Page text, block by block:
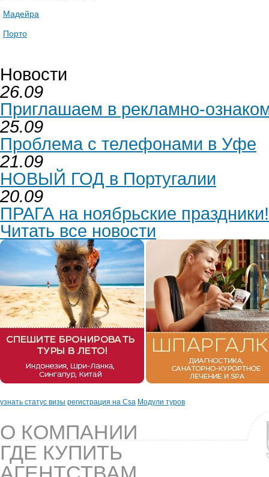
Мадейра
Порто
Новости
26.09
Приглашаем в рекламно-
25.09
Проблема с телефонами в Уфе
21.09
НОВЫЙ ГОД в Португалии
20.09
ПРАГА на ноябрьские праздники!
Читать все новости
узнать статус визы регистрация на Csa Модули туров
О КОМПАНИИ
ГДЕ КУПИТЬ